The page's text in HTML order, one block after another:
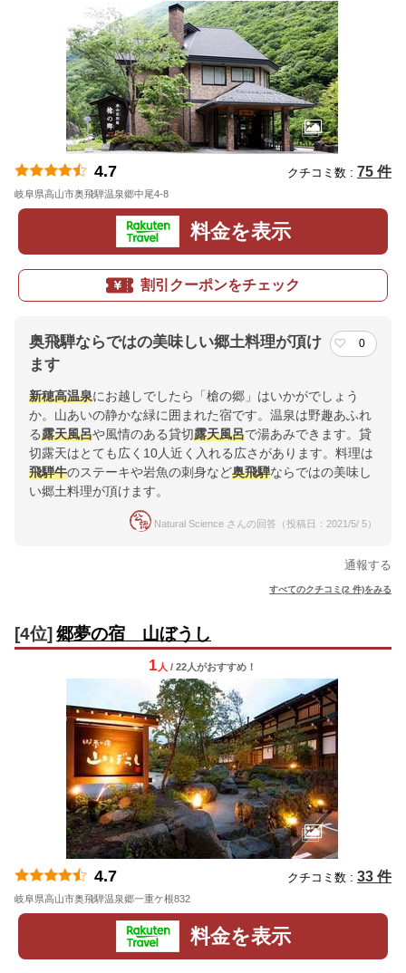
4.7 クチコミ数 : 75 件
岐阜県高山市奥飛騨温泉郷中尾4-8
料金を表示
割引クーポンをチェック
奥飛騨ならではの美味しい郷土料理が頂け
ます
0
新穂高温泉にお越しでしたら「槍の郷」はいかがでしょう
か。山あいの静かな緑に囲まれた宿です。温泉は野趣あふれ
る露天風呂や風情のある貸切露天風呂で湯あみできます。貸
切露天はとても広く10人近く入れる広さがあります。料理は
飛騨牛のステーキや岩魚の刺身など奥飛騨ならではの美味し
い郷土料理が頂けます。
Natural Science さんの回答（投稿日：2021/5/ 5）
通報する
すべてのクチコミ(2 件)をみる
[4位] 郷夢の宿 山ぼうし
1 人 / 22人がおすすめ！
4.7 クチコミ数 : 33 件
岐阜県高山市奥飛騨温泉郷一重ケ根832
料金を表示